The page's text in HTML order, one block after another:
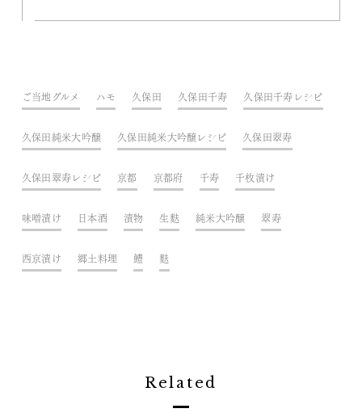
ご当地グルメ ハモ 久保田 久保田千寿 久保田千寿レシピ
久保田純米大吟醸 久保田純米大吟醸レシピ 久保田翠寿
久保田翠寿レシピ 京都 京都府 千寿 千枚漬け
味噌漬け 日本酒 漬物 生麩 純米大吟醸 翠寿
西京漬け 郷土料理 鱧 麩
Related